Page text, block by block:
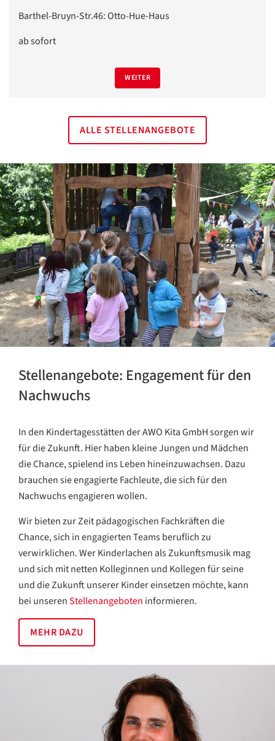
Barthel-Bruyn-Str.46: Otto-Hue-Haus
ab sofort
WEITER
ALLE STELLENANGEBOTE
Stellenangebote: Engagement für den
Nachwuchs
In den Kindertagesstätten der AWO Kita GmbH sorgen wir
für die Zukunft. Hier haben kleine Jungen und Mädchen
die Chance, spielend ins Leben hineinzuwachsen. Dazu
brauchen sie engagierte Fachleute, die sich für den
Nachwuchs engagieren wollen.
Wir bieten zur Zeit pädagogischen Fachkräften die
Chance, sich in engagierten Teams beruflich zu
verwirklichen. Wer Kinderlachen als Zukunftsmusik mag
und sich mit netten Kolleginnen und Kollegen für seine
und die Zukunft unserer Kinder einsetzen möchte, kann
bei unserenStellenangeboten informieren.
MEHR DAZU
ZURÜCK
Übersetzen
Translate
ZURÜCK